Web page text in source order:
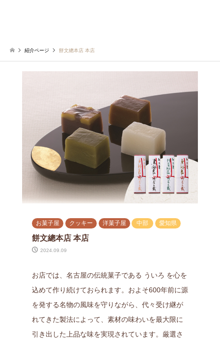
紹介ページ 餅文總本店 本店
お菓子屋 クッキー 洋菓子屋 中部 愛知県
餅文總本店 本店
2024.09.09
お店では、名古屋の伝統菓子である ういろ を心を
込めて作り続けておられます。およそ600年前に源
を発する名物の風味を守りながら、代々受け継が
れてきた製法によって、素材の味わいを最大限に
引き出した上品な味を実現されています。厳選さ